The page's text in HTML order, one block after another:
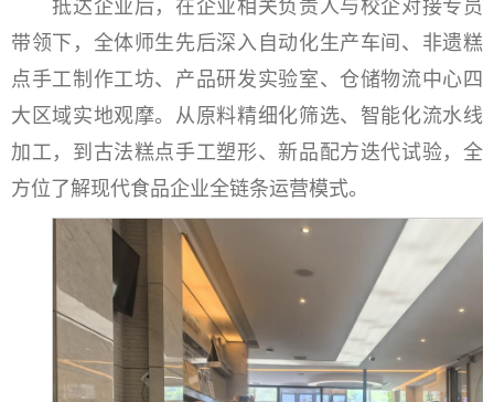
抵达企业后，在企业相关负责人与校企对接专员
带领下，全体师生先后深入自动化生产车间、非遗糕
点手工制作工坊、产品研发实验室、仓储物流中心四
大区域实地观摩。从原料精细化筛选、智能化流水线
加工，到古法糕点手工塑形、新品配方迭代试验，全
方位了解现代食品企业全链条运营模式。